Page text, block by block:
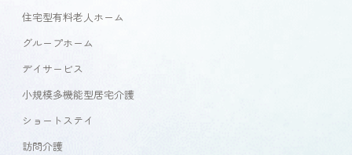
住宅型有料老人ホーム
グループホーム
デイサービス
小規模多機能型居宅介護
ショートステイ
訪問介護